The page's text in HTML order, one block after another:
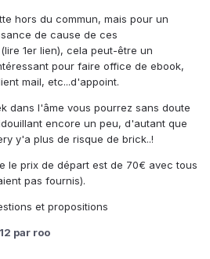
hors du commun, mais pour un
de cause de ces
1er lien), cela peut-être un
pour faire office de ebook,
mail, etc...d'appoint.
dans l'âme vous pourrez sans doute
encore un peu, d'autant que
y'a plus de risque de brick..!
le prix de départ est de 70€ avec tous
pas fournis).
et propositions
par roo